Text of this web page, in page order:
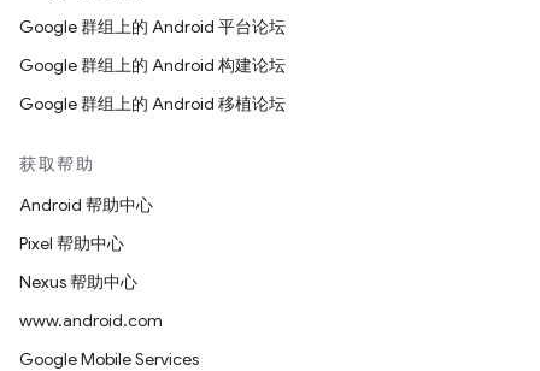
Google 群组上的 Android 平台论坛
Google 群组上的 Android 构建论坛
Google 群组上的 Android 移植论坛
获取帮助
Android 帮助中心
Pixel 帮助中心
Nexus 帮助中心
www.android.com
Google Mobile Services